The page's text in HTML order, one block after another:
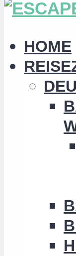
HOME